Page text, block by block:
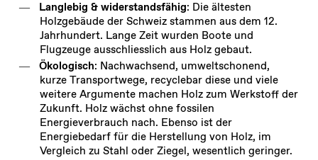
Langlebig & widerstandsfähig: Die ältesten
Holzgebäude der Schweiz stammen aus dem 12.
Jahrhundert. Lange Zeit wurden Boote und
Flugzeuge ausschliesslich aus Holz gebaut.
Ökologisch: Nachwachsend, umweltschonend,
kurze Transportwege, recyclebar diese und viele
weitere Argumente machen Holz zum Werkstoff der
Zukunft. Holz wächst ohne fossilen
Energieverbrauch nach. Ebenso ist der
Energiebedarf für die Herstellung von Holz, im
Vergleich zu Stahl oder Ziegel, wesentlich geringer.